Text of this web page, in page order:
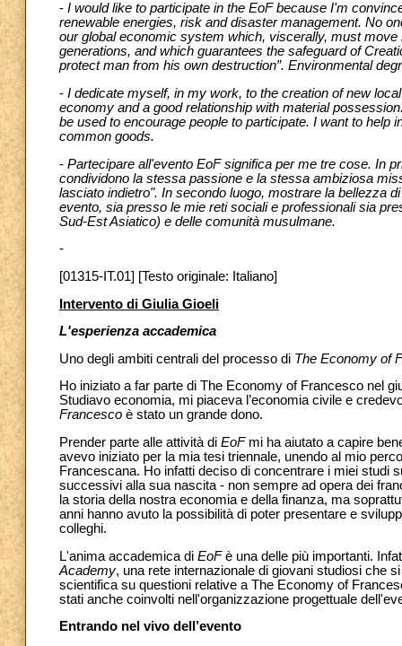
- I would like to participate in the EoF because I'm
renewable energies, risk and disaster management. No
our global economic system which, viscerally, must
generations, and which guarantees the safeguard of
protect man from his own destruction”. Environmental
- I dedicate myself, in my work, to the creation of new
economy and a good relationship with material
be used to encourage people to participate. I want to help
common goods.
- Partecipare all'evento EoF significa per me tre cose. In
condividono la stessa passione e la stessa ambiziosa
lasciato indietro". In secondo luogo, mostrare la bellezza
evento, sia presso le mie reti sociali e professionali sia
Sud-Est Asiatico) e delle comunità musulmane.
-
[01315-IT.01] [Testo originale: Italiano]
Intervento di Giulia Gioeli
L'esperienza accademica
Uno degli ambiti centrali del processo di The Economy of
Ho iniziato a far parte di The Economy of Francesco nel
Studiavo economia, mi piaceva l’economia civile e
Francesco è stato un grande dono.
Prender parte alle attività di EoFmi ha aiutato a capire
avevo iniziato per la mia tesi triennale, unendo al mio
Francescana. Ho infatti deciso di concentrare i miei studi
successivi alla sua nascita - non sempre ad opera dei
la storia della nostra economia e della finanza, ma
anni hanno avuto la possibilità di poter presentare e
colleghi.
L'anima accademica di EoFè una delle più importanti.
Academy, una rete internazionale di giovani studiosi che
scientifica su questioni relative a The Economy of
stati anche coinvolti nell'organizzazione progettuale
Entrando nel vivo dell’evento